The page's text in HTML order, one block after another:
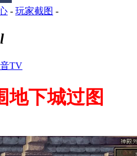
- 玩家截图 -
TV
地下城过图